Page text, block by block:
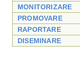
MONITORIZARE
PROMOVARE
RAPORTARE
DISEMINARE